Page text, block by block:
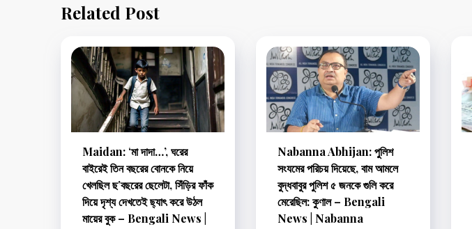
Related Post
Maidan: ‘মা দাদা…’, ঘরের
বাইরেই তিন বছরের বোনকে নিয়ে
খেলছিল ছ’বছরের ছেলেটা, সিঁড়ির ফাঁক
দিয়ে দৃশ্য দেখতেই ছ্যাৎ করে উঠল
মায়ের বুক – Bengali News |
Nabanna Abhijan: পুলিশ
সংযমের পরিচয় দিয়েছে, বাম আমলে
বুদ্ধবাবুর পুলিশ ৫ জনকে গুলি করে
মেরেছিল: কুণাল – Bengali
News | Nabanna